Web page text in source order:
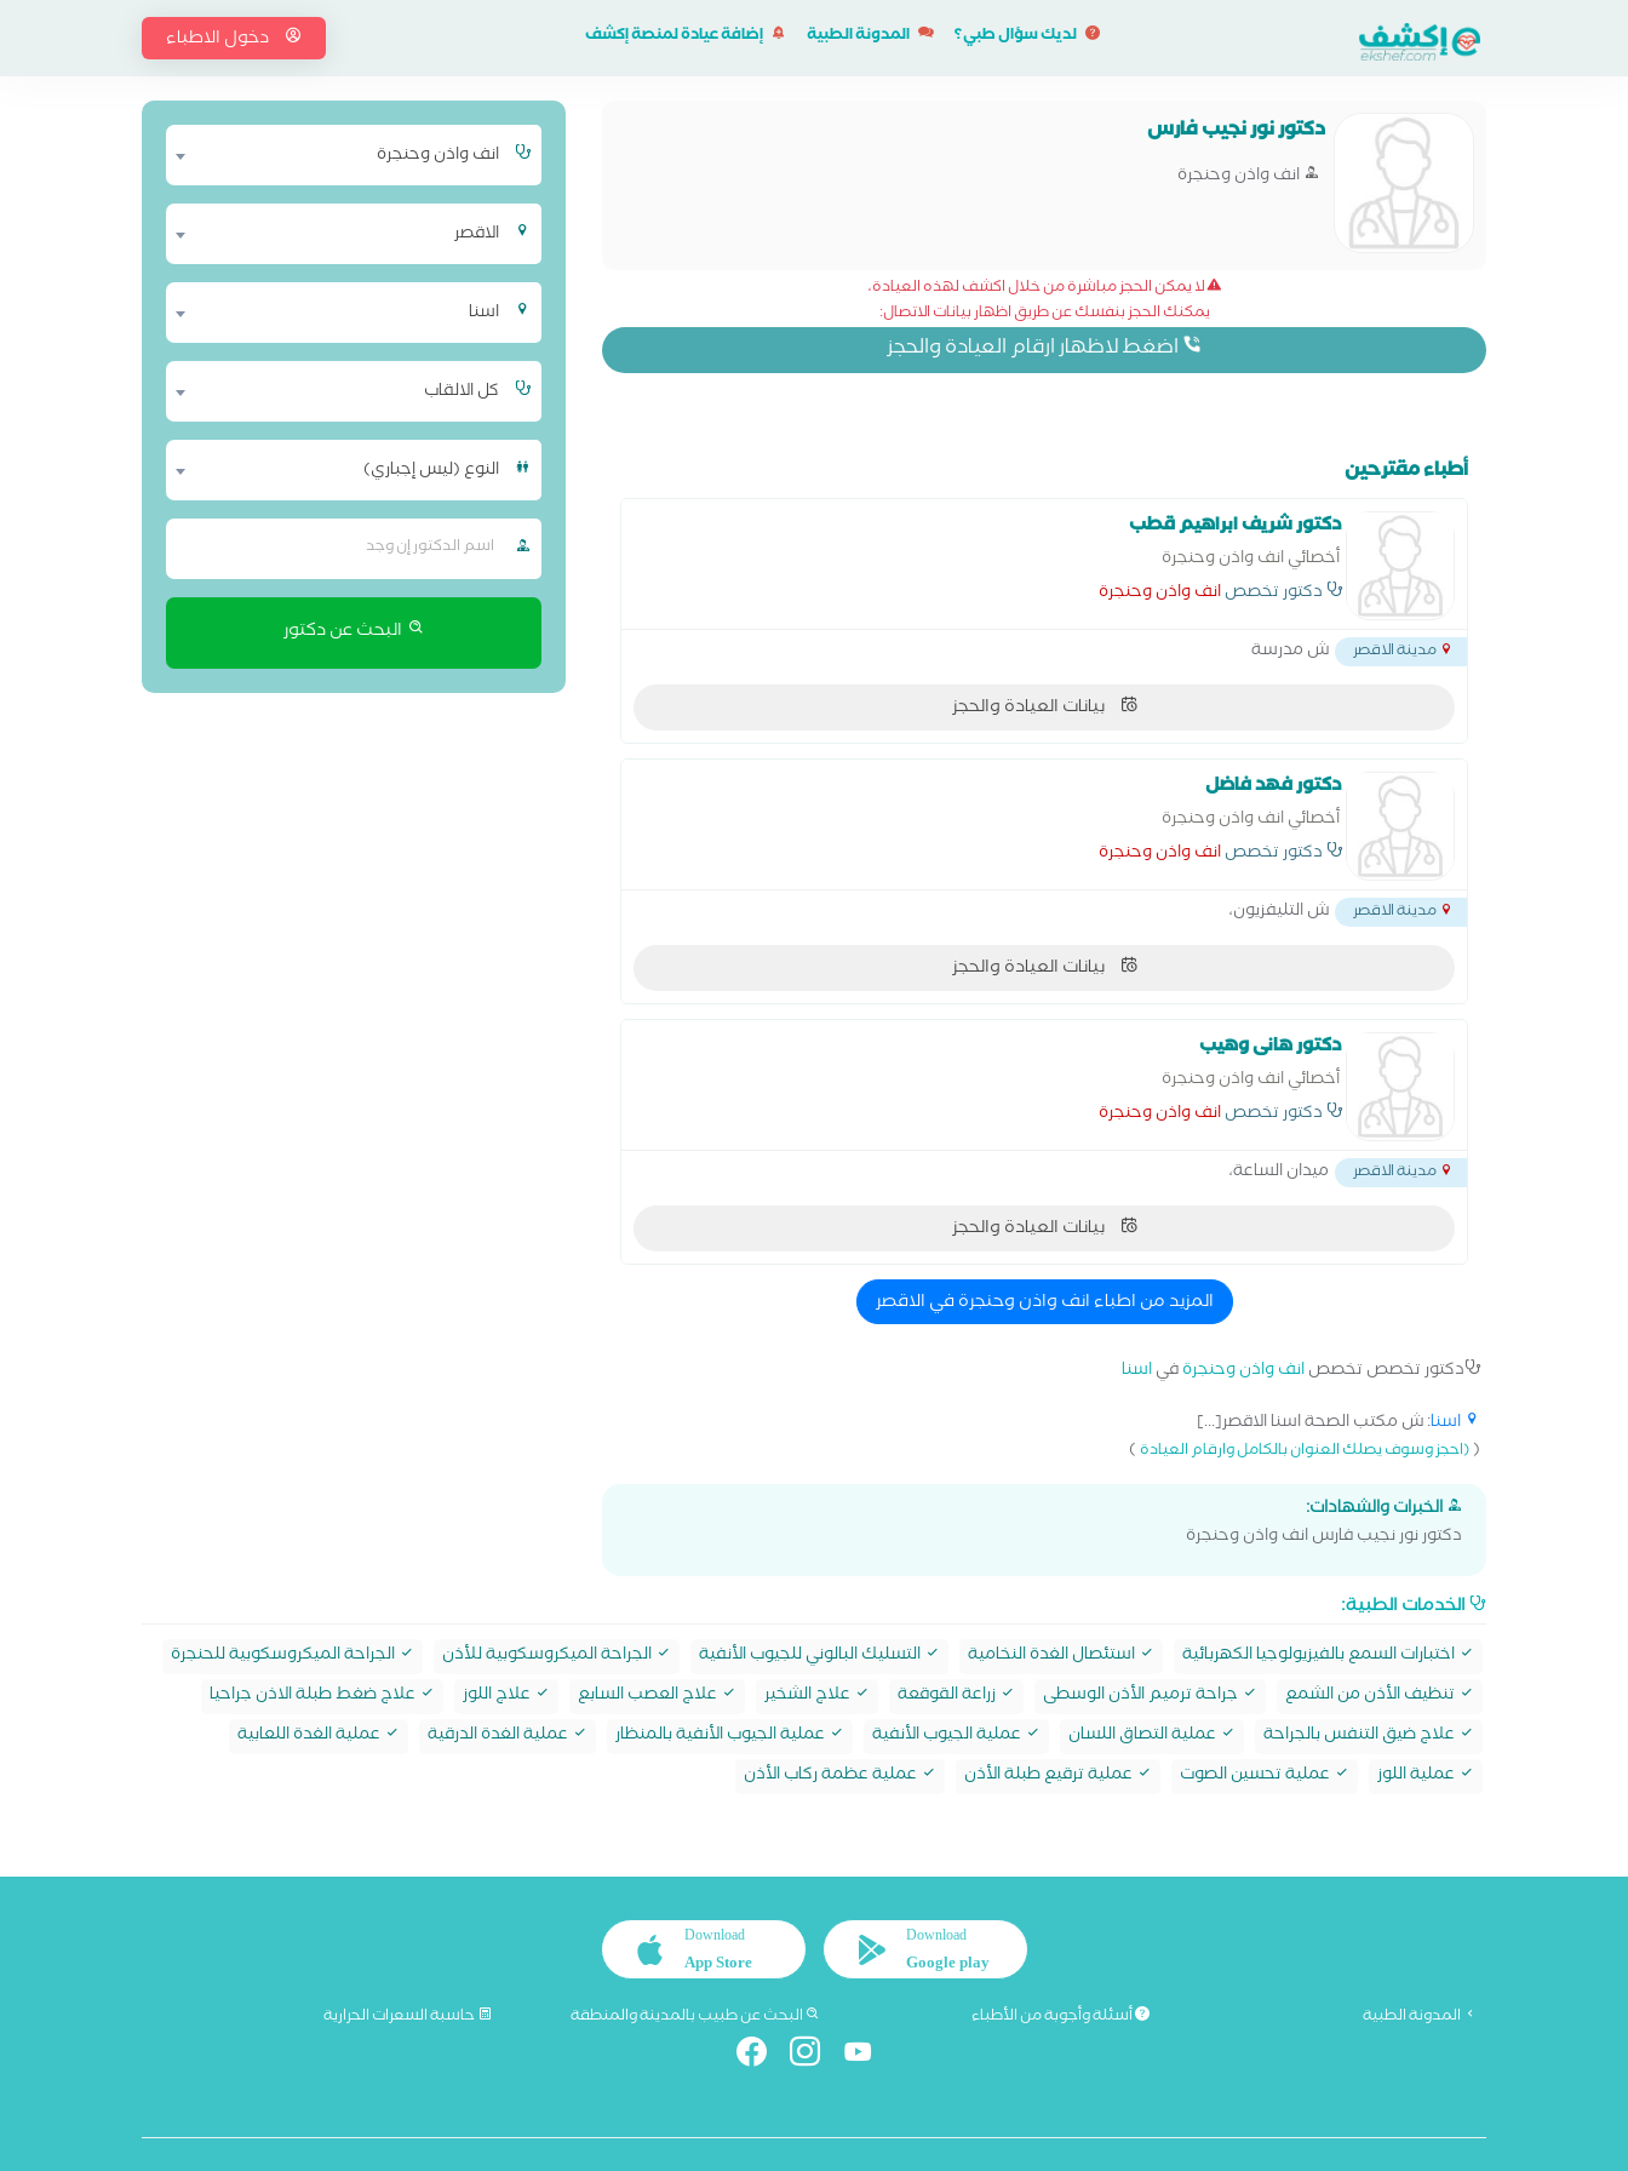
لديك سؤال طبي؟ المدونة الطبية إضافة عيادة لمنصة إكشف دخول الاطباء
دكتور نور نجيب فارس
انف واذن وحنجرة
لا يمكن الحجز مباشرة من خلال اكشف لهذه العيادة،
يمكنك الحجز بنفسك عن طريق اظهار بيانات الاتصال:
اضغط لاظهار ارقام العيادة والحجز
أطباء مقترحين
دكتور شريف ابراهيم قطب
أخصائي انف واذن وحنجرة
دكتور تخصصانف واذن وحنجرة
مدينة الاقصر ش مدرسة
بيانات العيادة والحجز
دكتور فهد فاضل
أخصائي انف واذن وحنجرة
دكتور تخصصانف واذن وحنجرة
مدينة الاقصر ش التليفزيون،
بيانات العيادة والحجز
دكتور هانى وهيب
أخصائي انف واذن وحنجرة
دكتور تخصصانف واذن وحنجرة
مدينة الاقصر ميدان الساعة،
بيانات العيادة والحجز
المزيد من اطباء انف واذن وحنجرة في الاقصر
دكتور تخصص تخصصانف واذن وحنجرةفياسنا
اسنا: ش مكتب الصحة اسنا الاقصر[...]
((احجز وسوف يصلك العنوان بالكامل وارقام العيادة)
الخبرات والشهادات:
دكتور نور نجيب فارس انف واذن وحنجرة
انف واذن وحنجرة
الاقصر
اسنا
كل الالقاب
النوع (ليس إجباري)
البحث عن دكتور
الخدمات الطبية:
اختبارات السمع بالفيزيولوجيا الكهربائية استئصال الغدة النخامية التسليك البالوني للجيوب الأنفية الجراحة الميكروسكوبية للأذن
الجراحة الميكروسكوبية للحنجرة
تنظيف الأذن من الشمع
جراحة ترميم الأذن الوسطى زراعة القوقعة علاج الشخير علاج العصب السابع علاج اللوز
علاج ضغط طبلة الاذن جراحيا
علاج ضيق التنفس بالجراحة
عملية التصاق اللسان عملية الجيوب الأنفية عملية الجيوب الأنفية بالمنظار عملية الغدة الدرقية
عملية الغدة اللعابية
عملية اللوز
عملية تحسين الصوت عملية ترقيع طبلة الأذن عملية عظمة ركاب الأذن
Download
Google play
Download
App Store
المدونة الطبية أسئلة وأجوبة من الأطباء البحث عن طبيب بالمدينة والمنطقة حاسبة السعرات الحرارية